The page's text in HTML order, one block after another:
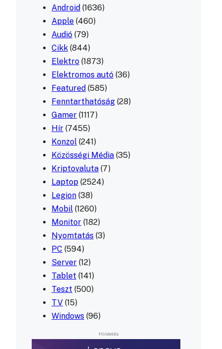
Android (1636)
Apple (460)
Audió (79)
Cikk (844)
Elektro (1873)
Elektromos autó (36)
Featured (585)
Fenntarthatóság (28)
Gamer (1117)
Hír (7455)
Konzol (241)
Közösségi Média (35)
Kriptovaluta (7)
Laptop (2524)
Legion (38)
Mobil (1260)
Monitor (182)
Nyomtatás (3)
PC (594)
Server (12)
Tablet (141)
Teszt (500)
TV (15)
Windows (96)